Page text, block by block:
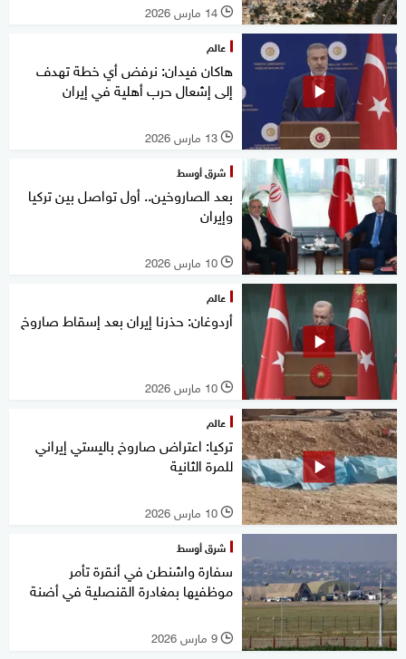
l 14 مارس 2026
عالم
هاكان فيدان: نرفض أي خطة تهدف
إلى إشعال حرب أهلية في إيران
l 13 مارس 2026
شرق أوسط
بعد الصاروخين.. أول تواصل بين تركيا
وإيران
l 10 مارس 2026
عالم
أردوغان: حذرنا إيران بعد إسقاط صاروخ
l 10 مارس 2026
عالم
تركيا: اعتراض صاروخ باليستي إيراني
للمرة الثانية
l 10 مارس 2026
شرق أوسط
سفارة واشنطن في أنقرة تأمر
موظفيها بمغادرة القنصلية في أضنة
l 9 مارس 2026